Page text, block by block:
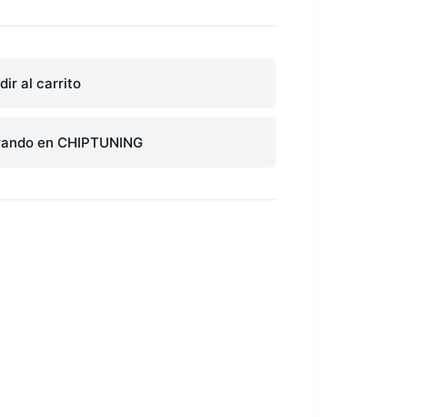
al carrito
en CHIPTUNING